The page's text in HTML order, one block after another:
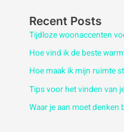
Recent Posts
Tijdloze woonaccenten
Hoe vind ik de beste
Hoe maak ik mijn ruimte
Tips voor het vinden van
Waar je aan moet denken